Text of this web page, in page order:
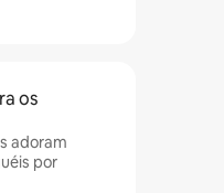
os
adoram
por